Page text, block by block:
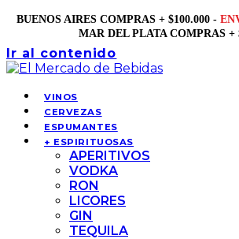
BUENOS AIRES COMPRAS + $100.000 -
MAR DEL PLATA COMPRAS +
Ir al contenido
VINOS
CERVEZAS
ESPUMANTES
+ ESPIRITUOSAS
APERITIVOS
VODKA
RON
LICORES
GIN
TEQUILA